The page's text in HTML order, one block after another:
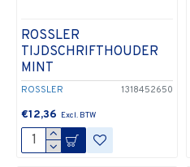
ROSSLER 1318452650
ROSSLER
TIJDSCHRIFTHOUDER
MINT
€12,36